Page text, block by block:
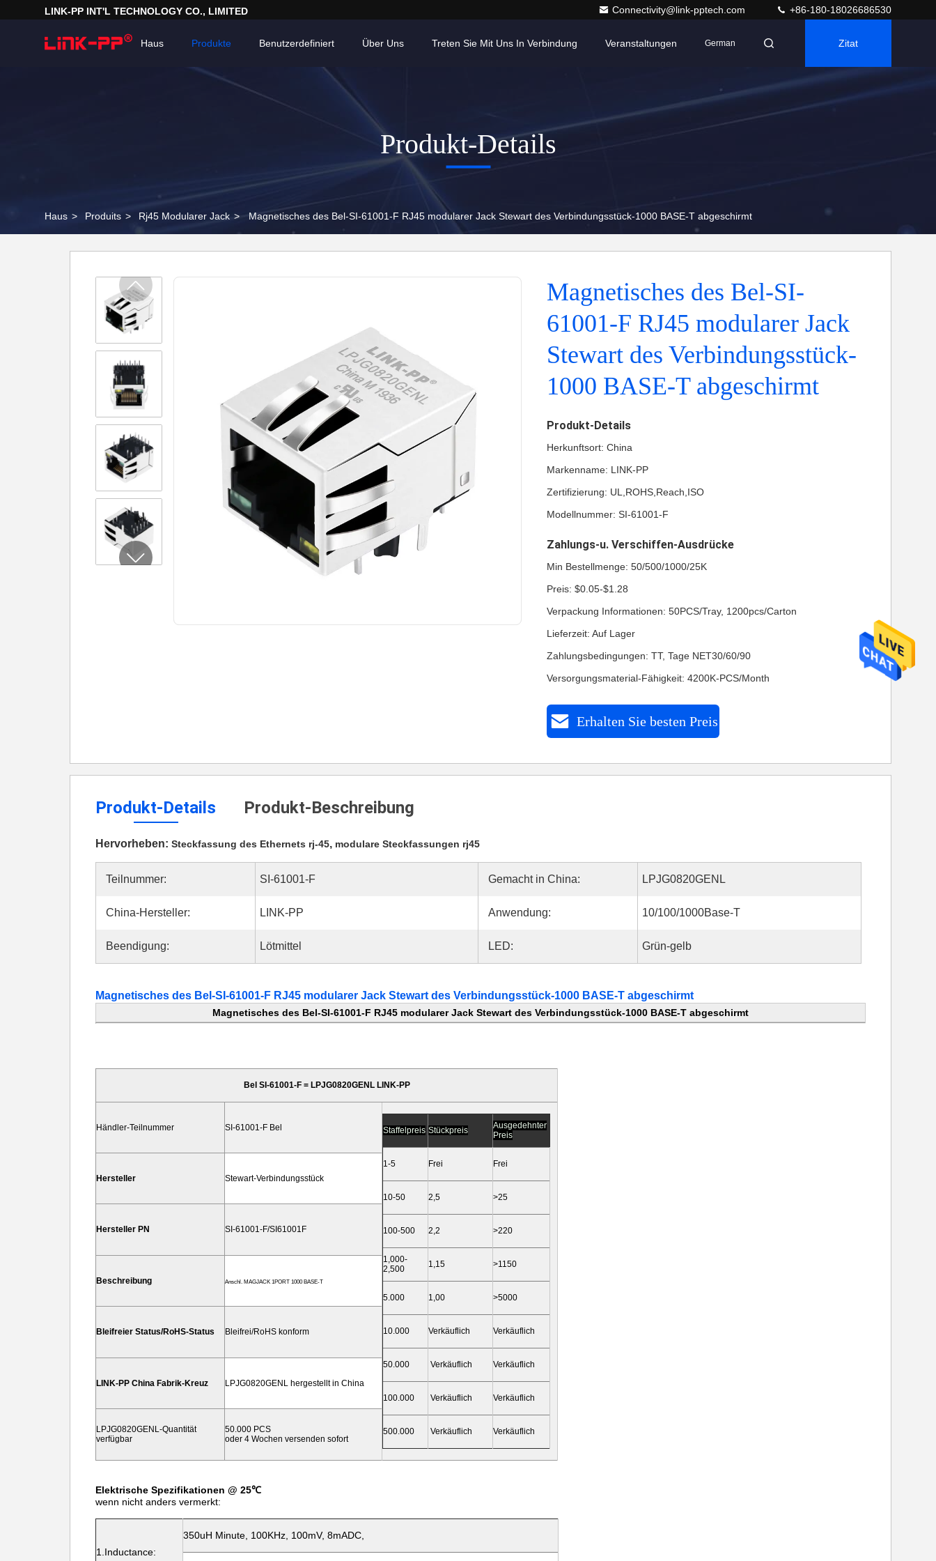
LINK-PP INT'L TECHNOLOGY CO., LIMITED Connectivity@link-pptech.com +86-180-18026686530
Haus Produkte Über Uns Treten Sie Mit Uns In Verbindung Veranstaltungen
Benutzerdefiniert German Zitat
Produkt-Details
Haus > Produits > Rj45 Modularer Jack > Magnetisches des Bel-SI-61001-F RJ45 modularer Jack Stewart des Verbindungsstück-1000 BASE-T abgeschirmt
Magnetisches des Bel-SI-
61001-F RJ45 modularer Jack
Stewart des Verbindungsstück-
1000 BASE-T abgeschirmt
Produkt-Details
Herkunftsort: China
Markenname: LINK-PP
Zertifizierung: UL,ROHS,Reach,ISO
Modellnummer: SI-61001-F
Zahlungs-u. Verschiffen-Ausdrücke
Min Bestellmenge: 50/500/1000/25K
Preis: $0.05-$1.28
Verpackung Informationen: 50PCS/Tray, 1200pcs/Carton
Lieferzeit: Auf Lager
Zahlungsbedingungen: TT, Tage NET30/60/90
Versorgungsmaterial-Fähigkeit: 4200K-PCS/Month
Erhalten Sie besten Preis
Produkt-Details Produkt-Beschreibung
Hervorheben: Steckfassung des Ethernets rj-45, modulare Steckfassungen rj45
Teilnummer: SI-61001-F Gemacht in China: LPJG0820GENL
China-Hersteller: LINK-PP Anwendung: 10/100/1000Base-T
Beendigung: Lötmittel LED: Grün-gelb
Magnetisches des Bel-SI-61001-F RJ45 modularer Jack Stewart des Verbindungsstück-1000 BASE-T abgeschirmt
Magnetisches des Bel-SI-61001-F RJ45 modularer Jack Stewart des Verbindungsstück-1000 BASE-T abgeschirmt
Bel SI-61001-F = LPJG0820GENL LINK-PP
Händler-Teilnummer SI-61001-F Bel Staffelpreis Stückpreis
Ausgedehnter
Preis
1-5 Frei Frei
10-50 2,5 >25
100-500 2,2 >220
1,000-
2,500
1,15 >1150
5.000 1,00 >5000
10.000 Verkäuflich Verkäuflich
50.000 Verkäuflich Verkäuflich
100.000 Verkäuflich Verkäuflich
500.000 Verkäuflich Verkäuflich
Hersteller Stewart-Verbindungsstück
Hersteller PN SI-61001-F/SI61001F
Beschreibung Anschl. MAGJACK 1PORT 1000 BASE-T
Bleifreier Status/RoHS-Status Bleifrei/RoHS konform
LINK-PP China Fabrik-Kreuz LPJG0820GENL hergestellt in China
LPJG0820GENL-Quantität
verfügbar
50.000 PCS
oder 4 Wochen versenden sofort
Elektrische Spezifikationen @ 25℃
wenn nicht anders vermerkt:
1.Inductance:
350uH Minute, 100KHz, 100mV, 8mADC,